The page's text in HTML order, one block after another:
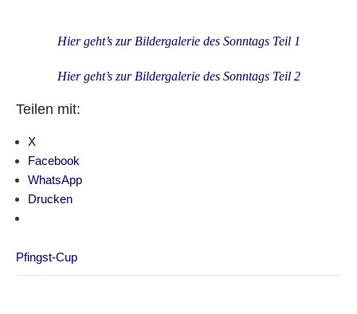
Hier geht’s zur Bildergalerie des Sonntags Teil 1
Hier geht’s zur Bildergalerie des Sonntags Teil 2
Teilen mit:
X
Facebook
WhatsApp
Drucken
Pfingst-Cup